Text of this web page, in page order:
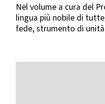
Nel volume a cura del
lingua più nobile di
fede, strumento di